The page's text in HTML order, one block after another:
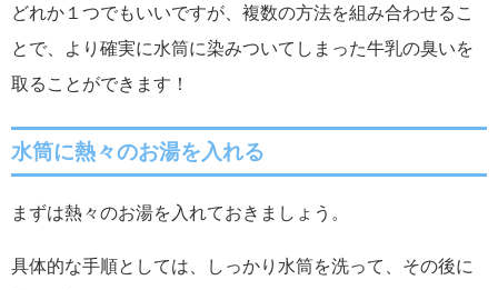
どれか１つでもいいですが、複数の方法を組み合わせるこ
とで、より確実に水筒に染みついてしまった牛乳の臭いを
取ることができます！
水筒に熱々のお湯を入れる
まずは熱々のお湯を入れておきましょう。
具体的な手順としては、しっかり水筒を洗って、その後に